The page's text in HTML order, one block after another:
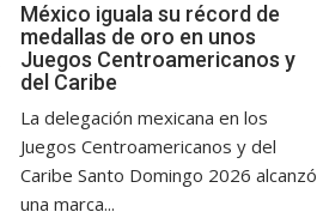
México iguala su récord de
medallas de oro en unos
Juegos Centroamericanos y
del Caribe
La delegación mexicana en los
Juegos Centroamericanos y del
Caribe Santo Domingo 2026 alcanzó
una marca...